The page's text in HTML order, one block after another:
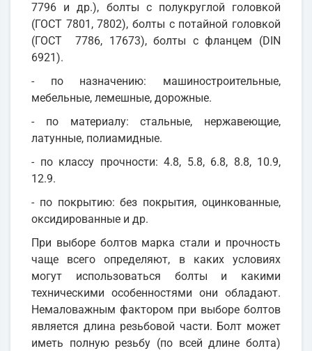
7796 и др.), болты с полукруглой головкой
(ГОСТ 7801, 7802), болты с потайной головкой
(ГОСТ 7786, 17673), болты с фланцем (DIN
6921).
- по назначению: машиностроительные,
мебельные, лемешные, дорожные.
- по материалу: стальные, нержавеющие,
латунные, полиамидные.
- по классу прочности: 4.8, 5.8, 6.8, 8.8, 10.9,
12.9.
- по покрытию: без покрытия, оцинкованные,
оксидированные и др.
При выборе болтов марка стали и прочность
чаще всего определяют, в каких условиях
могут использоваться болты и какими
техническими особенностями они обладают.
Немаловажным фактором при выборе болтов
является длина резьбовой части. Болт может
иметь полную резьбу (по всей длине болта)